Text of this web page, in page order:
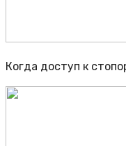
Когда доступ к